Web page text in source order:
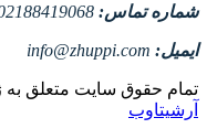
شماره تماس: / 02188456073
ایمیل: info@zhuppi.com
تمام حقوق سایت متعلق
آرشیتاوب